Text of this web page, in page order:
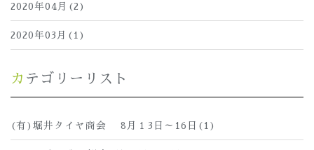
2020年04月(2)
2020年03月(1)
カテゴリーリスト
(有)堀井タイヤ商会 8月１3日～16日(1)